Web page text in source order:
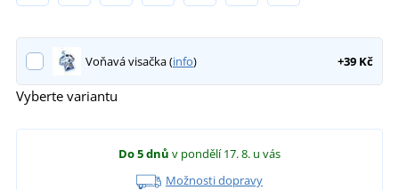
Voňavá visačka (info) +39 Kč
Vyberte variantu
Do 5 dnů v pondělí 17. 8. u vás
Možnosti dopravy